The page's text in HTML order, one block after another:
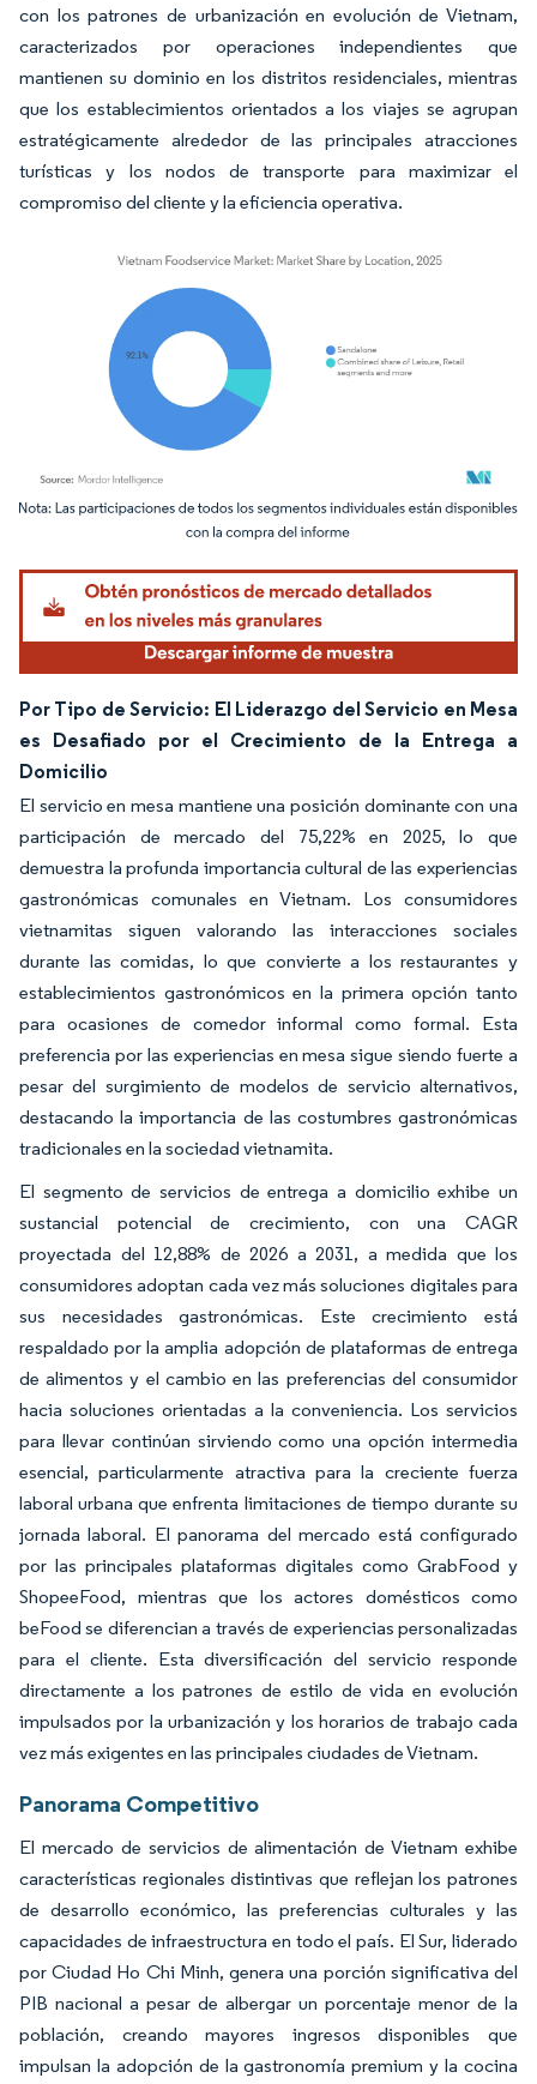
con los patrones de urbanización en evolución de Vietnam,
caracterizados por operaciones independientes que
mantienen su dominio en los distritos residenciales, mientras
que los establecimientos orientados a los viajes se agrupan
estratégicamente alrededor de las principales atracciones
turísticas y los nodos de transporte para maximizar el
compromiso del cliente y la eficiencia operativa.
Imagen © Mordor Intelligence. El uso requiere atribución según CC BY 4.0.
Por Tipo de Servicio: El Liderazgo del Servicio en Mesa
es Desafiado por el Crecimiento de la Entrega a
Domicilio
El servicio en mesa mantiene una posición dominante con una
participación de mercado del 75,22% en 2025, lo que
demuestra la profunda importancia cultural de las experiencias
gastronómicas comunales en Vietnam. Los consumidores
vietnamitas siguen valorando las interacciones sociales
durante las comidas, lo que convierte a los restaurantes y
establecimientos gastronómicos en la primera opción tanto
para ocasiones de comedor informal como formal. Esta
preferencia por las experiencias en mesa sigue siendo fuerte a
pesar del surgimiento de modelos de servicio alternativos,
destacando la importancia de las costumbres gastronómicas
tradicionales en la sociedad vietnamita.
El segmento de servicios de entrega a domicilio exhibe un
sustancial potencial de crecimiento, con una CAGR
proyectada del 12,88% de 2026 a 2031, a medida que los
consumidores adoptan cada vez más soluciones digitales para
sus necesidades gastronómicas. Este crecimiento está
respaldado por la amplia adopción de plataformas de entrega
de alimentos y el cambio en las preferencias del consumidor
hacia soluciones orientadas a la conveniencia. Los servicios
para llevar continúan sirviendo como una opción intermedia
esencial, particularmente atractiva para la creciente fuerza
laboral urbana que enfrenta limitaciones de tiempo durante su
jornada laboral. El panorama del mercado está configurado
por las principales plataformas digitales como GrabFood y
ShopeeFood, mientras que los actores domésticos como
beFood se diferencian a través de experiencias personalizadas
para el cliente. Esta diversificación del servicio responde
directamente a los patrones de estilo de vida en evolución
impulsados por la urbanización y los horarios de trabajo cada
vez más exigentes en las principales ciudades de Vietnam.
Panorama Competitivo
El mercado de servicios de alimentación de Vietnam exhibe
características regionales distintivas que reflejan los patrones
de desarrollo económico, las preferencias culturales y las
capacidades de infraestructura en todo el país. El Sur, liderado
por Ciudad Ho Chi Minh, genera una porción significativa del
PIB nacional a pesar de albergar un porcentaje menor de la
población, creando mayores ingresos disponibles que
impulsan la adopción de la gastronomía premium y la cocina